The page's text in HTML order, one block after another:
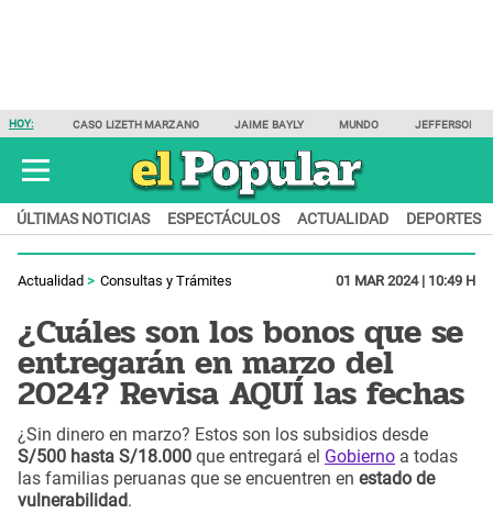
HOY: CASO LIZETH MARZANO JAIME BAYLY MUNDO JEFFERSON
ÚLTIMAS NOTICIAS ESPECTÁCULOS ACTUALIDAD DEPORTES
Actualidad Consultas y Trámites 01 MAR 2024 | 10:49 H
¿Cuáles son los bonos que se
entregarán en marzo del
2024? Revisa AQUÍ las fechas
¿Sin dinero en marzo? Estos son los subsidios desde
S/500 hasta S/18.000 que entregará el Gobierno a todas
las familias peruanas que se encuentren en estado de
vulnerabilidad.